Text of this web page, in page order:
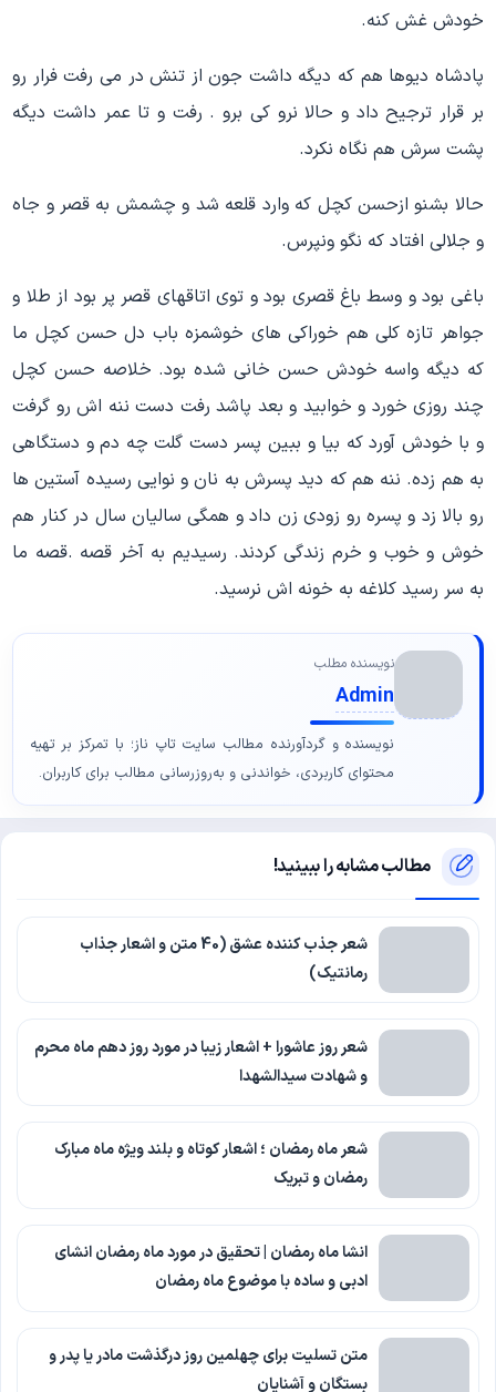
خودش غش کنه.
پادشاه دیوها هم که دیگه داشت جون از تنش در می رفت فرار رو
بر قرار ترجیح داد و حالا نرو کی برو . رفت و تا عمر داشت دیگه
پشت سرش هم نگاه نکرد.
حالا بشنو ازحسن کچل که وارد قلعه شد و چشمش به قصر و جاه
و جلالی افتاد که نگو ونپرس.
باغی بود و وسط باغ قصری بود و توی اتاقهای قصر پر بود از طلا و
جواهر تازه کلی هم خوراکی های خوشمزه باب دل حسن کچل ما
که دیگه واسه خودش حسن خانی شده بود. خلاصه حسن کچل
چند روزی خورد و خوابید و بعد پاشد رفت دست ننه اش رو گرفت
و با خودش آورد که بیا و ببین پسر دست گلت چه دم و دستگاهی
به هم زده. ننه هم که دید پسرش به نان و نوایی رسیده آستین ها
رو بالا زد و پسره رو زودی زن داد و همگی سالیان سال در کنار هم
خوش و خوب و خرم زندگی کردند. رسیدیم به آخر قصه .قصه ما
به سر رسید کلاغه به خونه اش نرسید.
نویسنده مطلب
Admin
نویسنده و گردآورنده مطالب سایت تاپ ناز؛ با تمرکز بر تهیه
محتوای کاربردی، خواندنی و به‌روزرسانی مطالب برای کاربران.
مطالب مشابه را ببینید!
شعر جذب کننده عشق (40 متن و اشعار جذاب
رمانتیک)
شعر روز عاشورا + اشعار زیبا در مورد روز دهم ماه محرم
و شهادت سیدالشهدا
شعر ماه رمضان ؛ اشعار کوتاه و بلند ویژه ماه مبارک
رمضان و تبریک
انشا ماه رمضان | تحقیق در مورد ماه رمضان انشای
ادبی و ساده با موضوع ماه رمضان
متن تسلیت برای چهلمین روز درگذشت مادر یا پدر و
بستگان و آشنایان